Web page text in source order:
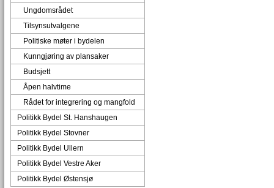
Ungdomsrådet
Tilsynsutvalgene
Politiske møter i bydelen
Kunngjøring av plansaker
Budsjett
Åpen halvtime
Rådet for integrering og mangfold
Politikk Bydel St. Hanshaugen
Politikk Bydel Stovner
Politikk Bydel Ullern
Politikk Bydel Vestre Aker
Politikk Bydel Østensjø